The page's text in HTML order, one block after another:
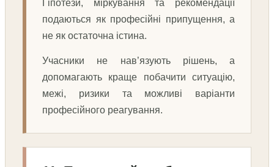
Гіпотези, міркування та рекомендації
подаються як професійні припущення, а
не як остаточна істина.
Учасники не нав’язують рішень, а
допомагають краще побачити ситуацію,
межі, ризики та можливі варіанти
професійного реагування.